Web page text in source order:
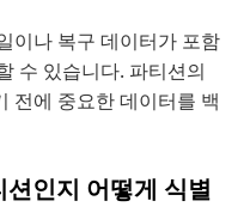
이나 복구 데이터가 포함
수 있습니다. 파티션의
전에 중요한 데이터를 백
인지 어떻게 식별